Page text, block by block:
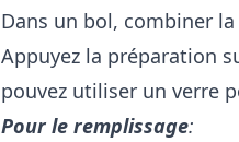
Dans un bol, combiner
Appuyez la préparation
pouvez utiliser un verre
Pour le remplissage: